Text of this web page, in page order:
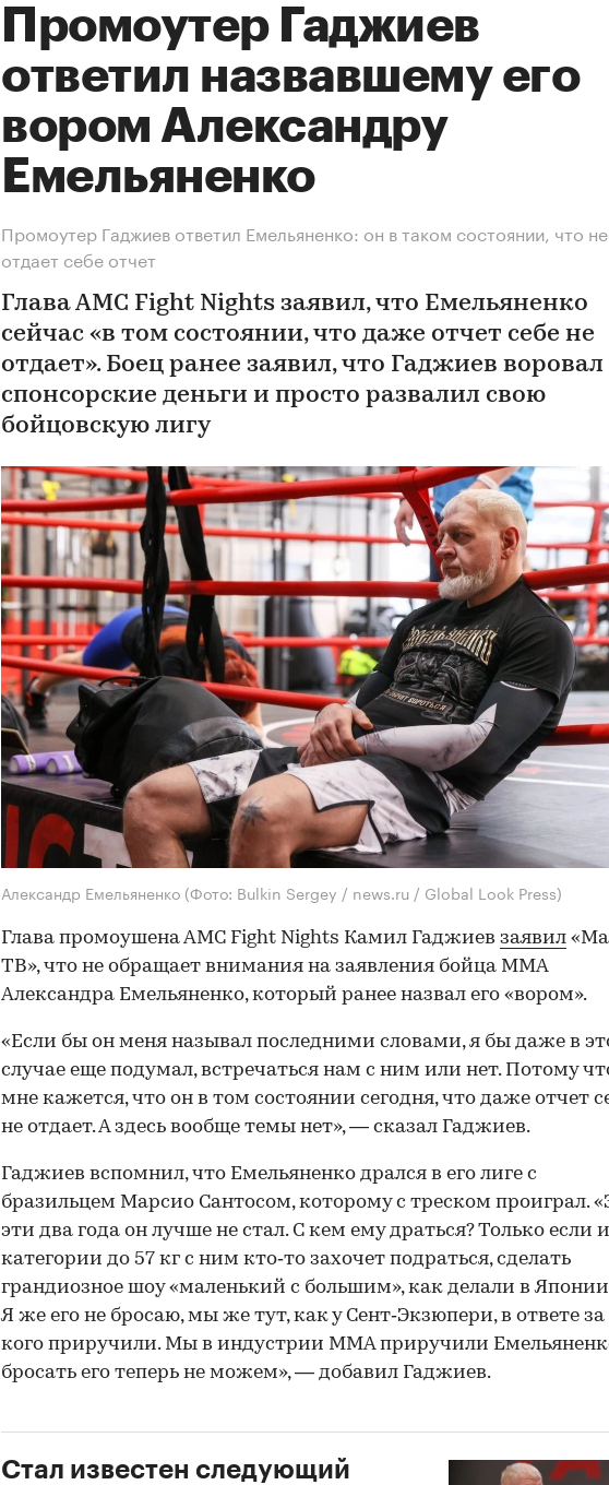
Промоутер Гаджиев
ответил назвавшему его
вором Александру
Емельяненко
Промоутер Гаджиев ответил Емельяненко: он в таком состоянии, что не
отдает себе отчет
Глава АМС Fight Nights заявил, что Емельяненко
сейчас «в том состоянии, что даже отчет себе не
отдает». Боец ранее заявил, что Гаджиев воровал
спонсорские деньги и просто развалил свою
бойцовскую лигу
Александр Емельяненко (Фото: Bulkin Sergey / news.ru / Global Look Press)
Глава промоушена АМС Fight Nights Камил Гаджиев заявил
ТВ», что не обращает внимания на заявления бойца ММА
Александра Емельяненко, который ранее назвал его «вором».
«Если бы он меня называл последними словами, я бы даже в
случае еще подумал, встречаться нам с ним или нет. Потому
мне кажется, что он в том состоянии сегодня, что даже отчет
не отдает. А здесь вообще темы нет», — сказал Гаджиев.
Гаджиев вспомнил, что Емельяненко дрался в его лиге с
бразильцем Марсио Сантосом, которому с треском проиграл.
эти два года он лучше не стал. С кем ему драться? Только если
категории до 57 кг с ним кто‑то захочет подраться, сделать
грандиозное шоу «маленький с большим», как делали в
Я же его не бросаю, мы же тут, как у Сент‑Экзюпери, в ответе за
кого приручили. Мы в индустрии ММА приручили
бросать его теперь не можем», — добавил Гаджиев.
Стал известен следующий